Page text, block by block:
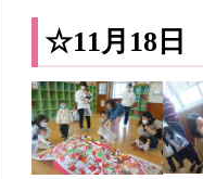
☆11月18